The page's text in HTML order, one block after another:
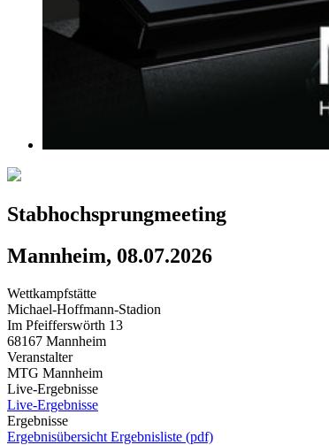
Stabhochsprungmeeting
Mannheim, 08.07.2026
Wettkampfstätte
Michael-Hoffmann-Stadion
Im Pfeifferswörth 13
68167 Mannheim
Veranstalter
MTG Mannheim
Live-Ergebnisse
Live-Ergebnisse
Ergebnisse
Ergebnisübersicht Ergebnisliste (pdf)